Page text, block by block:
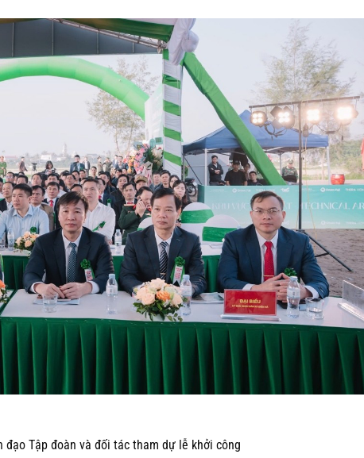
Tập đoàn và đối tác tham dự lễ khởi công